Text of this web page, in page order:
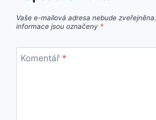
Vaše e-mailová adresa nebude zveřejněna.
informace jsou označeny *
Komentář *